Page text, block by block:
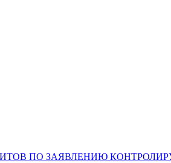
ПО ЗАЯВЛЕНИЮ